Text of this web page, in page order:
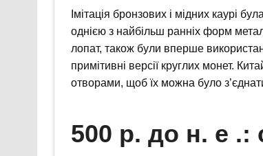
Імітація бронзових і мідних каурі
однією з найбільш ранніх форм
лопат, також були вперше
примітивні версії круглих монет.
отворами, щоб їх можна було
500 р. до н. е .: